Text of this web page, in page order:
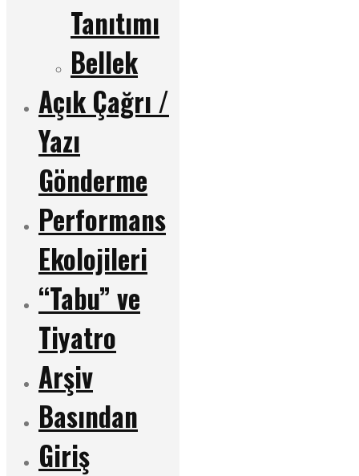
Tanıtımı
Bellek
Açık Çağrı /
Yazı
Gönderme
Performans
Ekolojileri
“Tabu” ve
Tiyatro
Arşiv
Basından
Giriş